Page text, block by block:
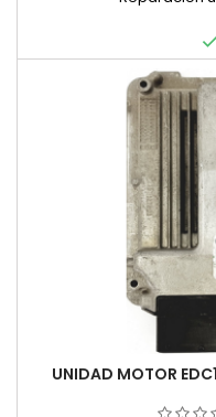
UNIDAD MOTOR